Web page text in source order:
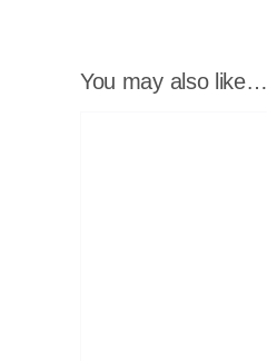
You may also like…